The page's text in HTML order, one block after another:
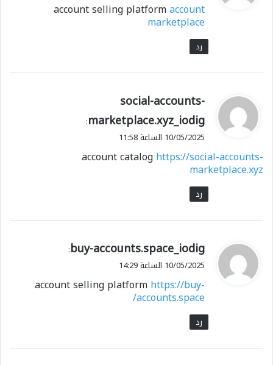
ل
account selling platformaccount
marketplace
رد
ي
و
ل
social-accounts-
marketplace.xyz_iodig
:
10/05/2025 الساعة 11:58
account cataloghttps://social-accounts-
marketplace.xyz
رد
ي
ق
ل
buy-accounts.space_iodig
:
10/05/2025 الساعة 14:29
account selling platformhttps://buy-
accounts.space/
رد